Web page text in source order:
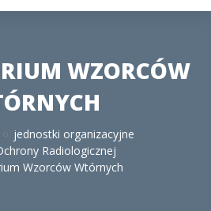
WZORCÓW
jednostki organizacyjne
Radiologicznej
Wzorców Wtórnych